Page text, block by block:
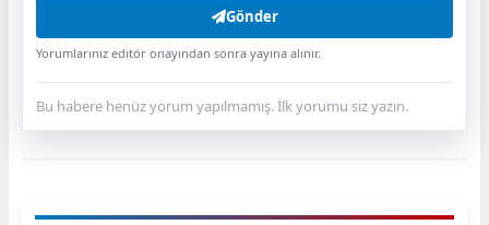
Gönder
Yorumlarınız editör onayından sonra yayına alınır.
Bu habere henüz yorum yapılmamış. İlk yorumu siz yazın.